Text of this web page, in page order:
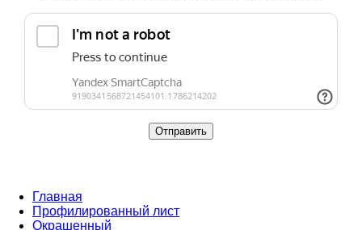
Главная
Профилированный лист
Окрашенный